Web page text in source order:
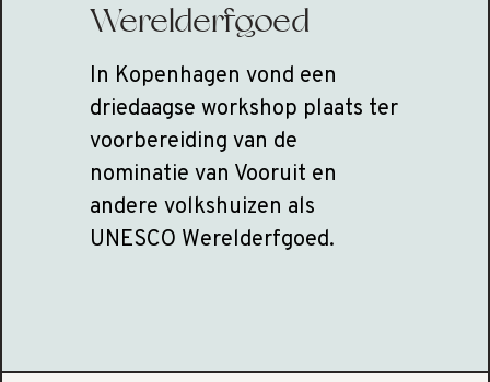
Werelderfgoed
In Kopenhagen vond een
driedaagse workshop plaats ter
voorbereiding van de
nominatie van Vooruit en
andere volkshuizen als
UNESCO Werelderfgoed.